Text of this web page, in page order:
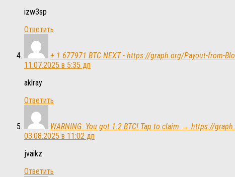
izw3sp
Ответить
+ 1.677971 BTC.NEXT - https://graph.org/Payout-from-
11.07.2025 в 5:35 дп
aklray
Ответить
WARNING: You got 1.2 BTC! Tap to claim → https://
03.08.2025 в 11:02 дп
jvaikz
Ответить